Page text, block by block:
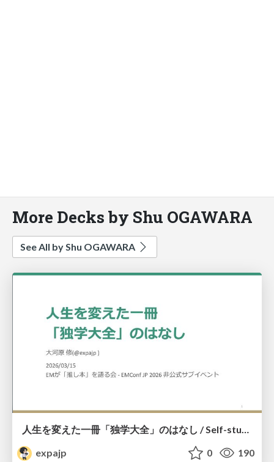
More Decks by Shu OGAWARA
See All by Shu OGAWARA
人生を変えた一冊「独学大全」のはなし / Self-study ENCYCLOPEDIA: The Book Which Change My Life #独学大全 #EM推し本
expajp
0 190